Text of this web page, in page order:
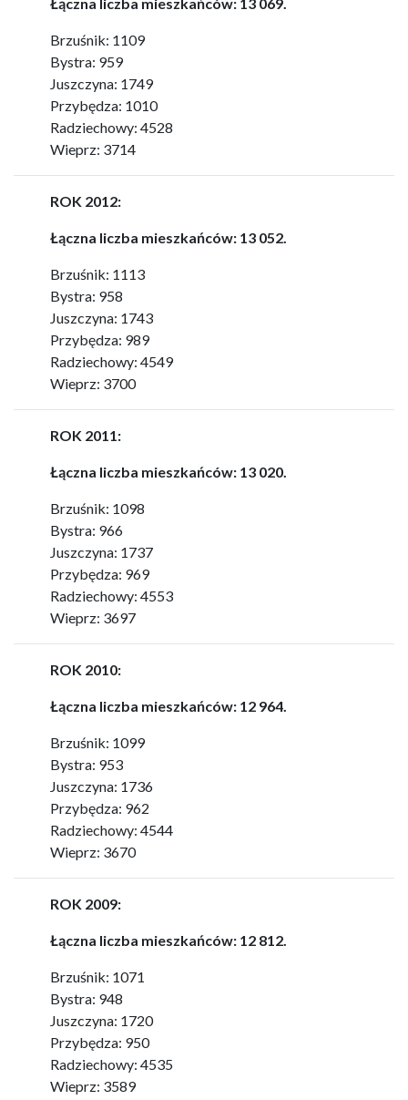
Brzuśnik: 1109
Bystra: 959
Juszczyna: 1749
Przybędza: 1010
Radziechowy: 4528
Wieprz: 3714
ROK 2012:
Łączna liczba mieszkańców: 13 052.
Brzuśnik: 1113
Bystra: 958
Juszczyna: 1743
Przybędza: 989
Radziechowy: 4549
Wieprz: 3700
ROK 2011:
Łączna liczba mieszkańców: 13 020.
Brzuśnik: 1098
Bystra: 966
Juszczyna: 1737
Przybędza: 969
Radziechowy: 4553
Wieprz: 3697
ROK 2010:
Łączna liczba mieszkańców: 12 964.
Brzuśnik: 1099
Bystra: 953
Juszczyna: 1736
Przybędza: 962
Radziechowy: 4544
Wieprz: 3670
ROK 2009:
Łączna liczba mieszkańców: 12 812.
Brzuśnik: 1071
Bystra: 948
Juszczyna: 1720
Przybędza: 950
Radziechowy: 4535
Wieprz: 3589